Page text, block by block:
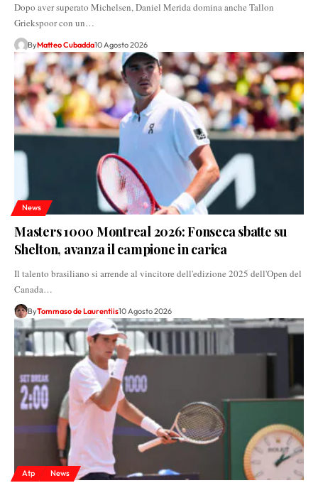
Dopo aver superato Michelsen, Daniel Merida domina anche Tallon
Griekspoor con un…
ByMatteo Cubadda10 Agosto 2026
News
Masters 1000 Montreal 2026: Fonseca sbatte su
Shelton, avanza il campione in carica
Il talento brasiliano si arrende al vincitore dell'edizione 2025 dell'Open del
Canada…
ByTommaso de Laurentiis10 Agosto 2026
Atp News